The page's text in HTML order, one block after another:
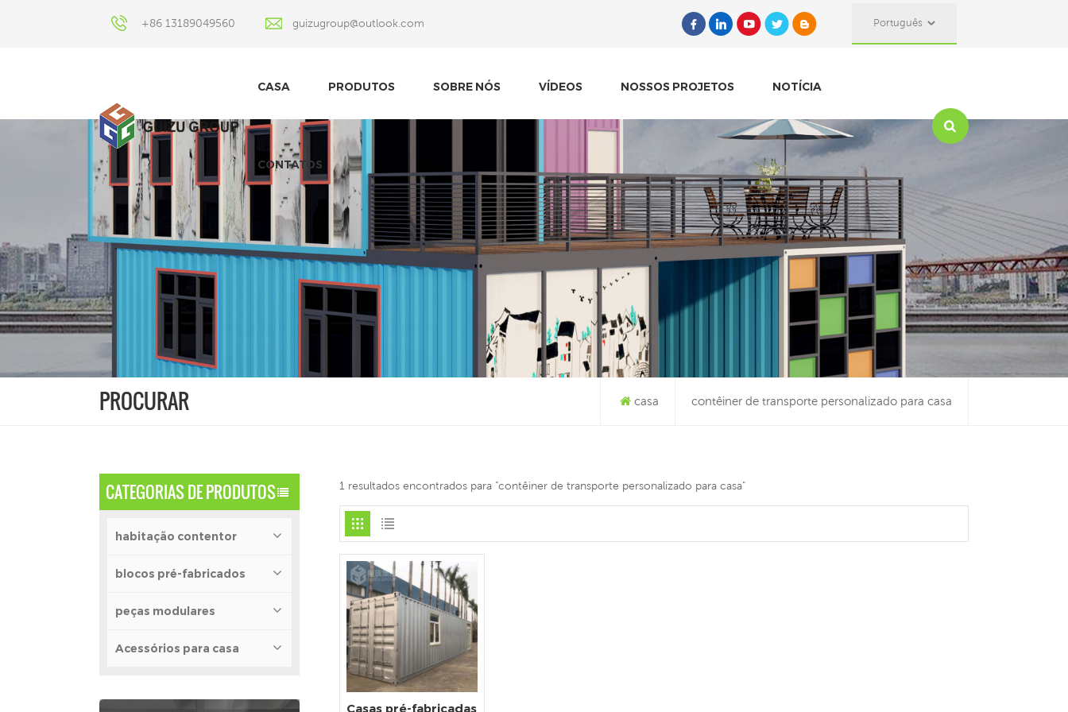
+86 13189049560 guizugroup@outlook.com Português
CASA PRODUTOS SOBRE NÓS VÍDEOS NOSSOS PROJETOS NOTÍCIA
CONTATOS
PROCURAR casa contêiner de transporte personalizado para casa
CATEGORIAS DE PRODUTOS
habitação contentor
blocos pré-fabricados
peças modulares
Acessórios para casa
1 resultados encontrados para "contêiner de transporte personalizado para casa"
Casas pré-fabricadas